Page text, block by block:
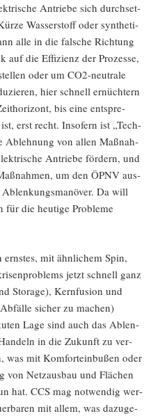
Antrie­be sich durch­set­
Was­ser­stoff oder syn­the­ti­
alle in die fal­sche Rich­tung
auf die Effi­zi­enz der Pro­zes­se,
oder um CO2-neu­tra­le
hier schnell ernüch­tern
bis eine ent­spre­
erst recht. Inso­fern ist „Tech­
Ableh­nung von allen Maß­nah­
Antrie­be för­dern, und
um den ÖPNV aus­
Da will
für die heu­ti­ge Pro­ble­me
mit ähn­li­chem Spin,
jetzt schnell ganz
Sto­rage), Kern­fu­si­on und
sicher zu machen)
Lage sind auch das Ablen­
in die Zukunft zu ver­
was mit Kom­fort­ein­bu­ßen oder
Netz­aus­bau und Flä­chen
hat. CCS mag not­wen­dig wer­
mit allem, was dazu­ge­